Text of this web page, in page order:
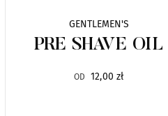
GENTLEMEN'S
PRE SHAVE OIL
OD 12,00 zł